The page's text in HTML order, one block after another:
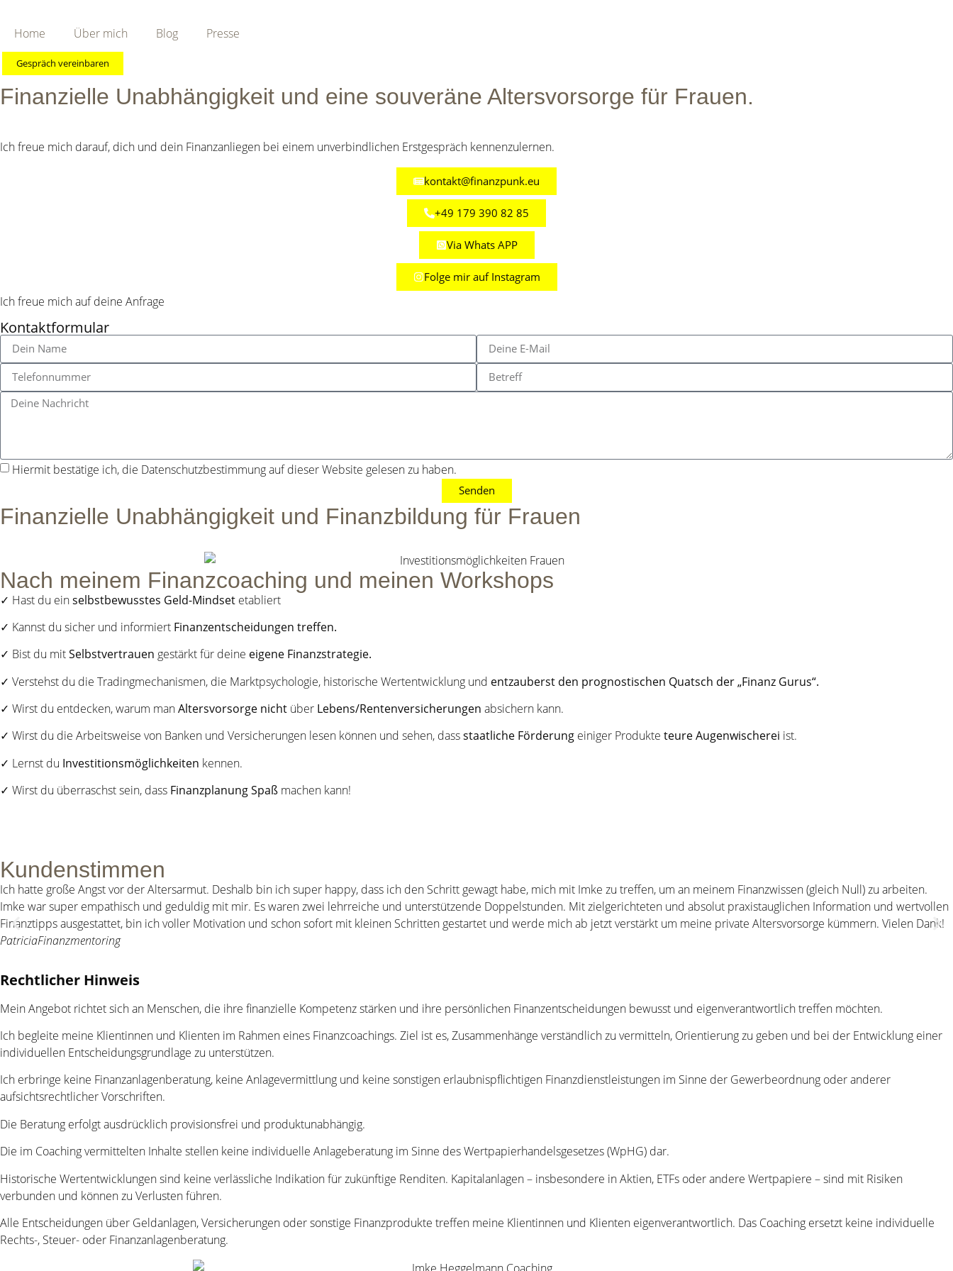
Home Über mich Blog Presse
Gespräch vereinbaren
Finanzielle Unabhängigkeit und eine souveräne Altersvorsorge für Frauen.
Ich freue mich darauf, dich und dein Finanzanliegen bei einem unverbindlichen Erstgespräch kennenzulernen.
kontakt@finanzpunk.eu
+49 179 390 82 85
Via Whats APP
Folge mir auf Instagram
Ich freue mich auf deine Anfrage
Kontaktformular
Hiermit bestätige ich, die Datenschutzbestimmung auf dieser Website gelesen zu haben.
Senden
Finanzielle Unabhängigkeit und Finanzbildung für Frauen
Nach meinem Finanzcoaching und meinen Workshops
✓ Hast du einselbstbewusstes Geld-Mindset etabliert
✓ Kannst du sicher und informiert Finanzentscheidungen treffen.
✓ Bist du mitSelbstvertrauen gestärkt für deine eigene Finanzstrategie.
✓ Verstehst du die Tradingmechanismen, die Marktpsychologie, historische Wertentwicklung und entzauberst den prognostischen Quatsch der „Finanz Gurus“.
✓ Wirst du entdecken, warum manAltersvorsorge nicht über Lebens/Rentenversicherungen absichern kann.
✓ Wirst du die Arbeitsweise von Banken und Versicherungen lesen können und sehen, dassstaatliche Förderung einiger Produkte teure Augenwischerei ist.
✓ Lernst du Investitionsmöglichkeiten kennen.
✓ Wirst du überraschst sein, dass Finanzplanung Spaß machen kann!
Kundenstimmen
Ich hatte große Angst vor der Altersarmut. Deshalb bin ich super happy, dass ich den Schritt gewagt habe, mich mit Imke zu treffen, um an meinem Finanzwissen (gleich Null) zu arbeiten.
Imke war super empathisch und geduldig mit mir. Es waren zwei lehrreiche und unterstützende Doppelstunden. Mit zielgerichteten und absolut praxistauglichen Information und wertvollen
Finanztipps ausgestattet, bin ich voller Motivation und schon sofort mit kleinen Schritten gestartet und werde mich ab jetzt verstärkt um meine private Altersvorsorge kümmern. Vielen Dank!
PatriciaFinanzmentoring
Rechtlicher Hinweis
Mein Angebot richtet sich an Menschen, die ihre finanzielle Kompetenz stärken und ihre persönlichen Finanzentscheidungen bewusst und eigenverantwortlich treffen möchten.
Ich begleite meine Klientinnen und Klienten im Rahmen eines Finanzcoachings. Ziel ist es, Zusammenhänge verständlich zu vermitteln, Orientierung zu geben und bei der Entwicklung einer
individuellen Entscheidungsgrundlage zu unterstützen.
Ich erbringe keine Finanzanlagenberatung, keine Anlagevermittlung und keine sonstigen erlaubnispflichtigen Finanzdienstleistungen im Sinne der Gewerbeordnung oder anderer
aufsichtsrechtlicher Vorschriften.
Die Beratung erfolgt ausdrücklich provisionsfrei und produktunabhängig.
Die im Coaching vermittelten Inhalte stellen keine individuelle Anlageberatung im Sinne des Wertpapierhandelsgesetzes (WpHG) dar.
Historische Wertentwicklungen sind keine verlässliche Indikation für zukünftige Renditen. Kapitalanlagen – insbesondere in Aktien, ETFs oder andere Wertpapiere – sind mit Risiken
verbunden und können zu Verlusten führen.
Alle Entscheidungen über Geldanlagen, Versicherungen oder sonstige Finanzprodukte treffen meine Klientinnen und Klienten eigenverantwortlich. Das Coaching ersetzt keine individuelle
Rechts-, Steuer- oder Finanzanlagenberatung.